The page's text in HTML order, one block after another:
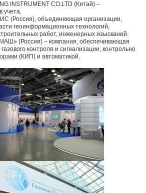
INSTRUMENT CO.LTD (Китай) –
учета.
(Россия), объединяющая организации,
геоинформационных технологий,
работ, инженерных изысканий.
(Россия) – компания, обеспечивающая
контроля и сигнализации, контрольно
(КИП) и автоматикой.